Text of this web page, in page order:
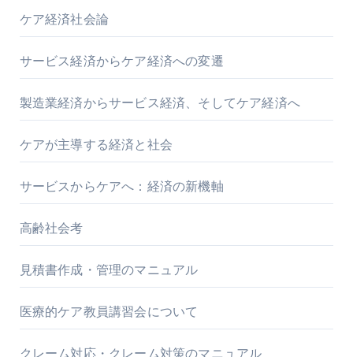
ケア経済社会論
サービス経済からケア経済への変遷
製造業経済からサービス経済、そしてケア経済へ
ケアが主導する経済と社会
サービスからケアへ：経済の新機軸
高齢社会考
見積書作成・管理のマニュアル
医療的ケア教員講習会について
クレーム対応・クレーム対策のマニュアル